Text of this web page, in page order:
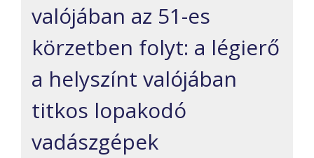
valójában az 51-es
körzetben folyt: a légierő
a helyszínt valójában
titkos lopakodó
vadászgépek